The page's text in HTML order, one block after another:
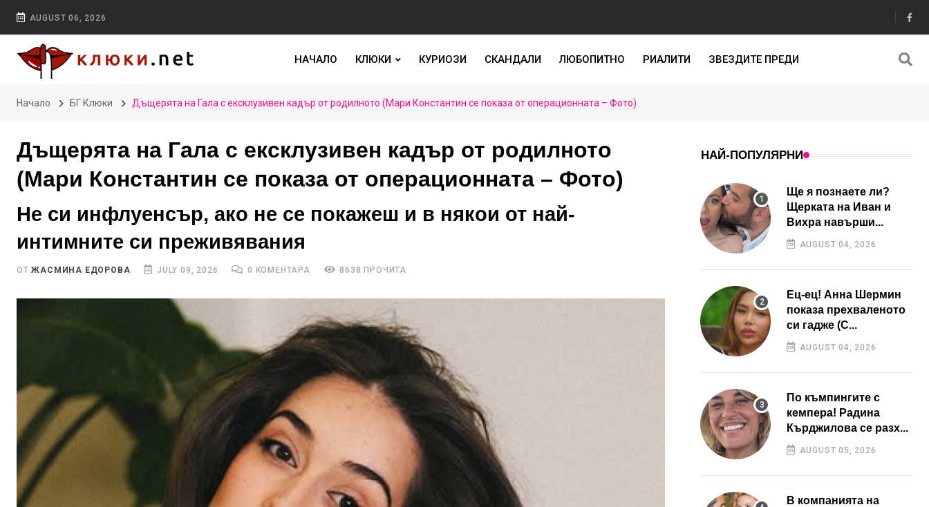
AUGUST 06, 2026
НАЧАЛО КЛЮКИ КУРИОЗИ СКАНДАЛИ ЛЮБОПИТНО РИАЛИТИ ЗВЕЗДИТЕ ПРЕДИ
Начало БГ Клюки Дъщерята на Гала с ексклузивен кадър от родилното (Мари Константин се показа от операционната – Фото)
Дъщерята на Гала с ексклузивен кадър от родилното
(Мари Константин се показа от операционната – Фото)
Не си инфлуенсър, ако не се покажеш и в някои от най-
интимните си преживявания
ОТЖАСМИНА ЕДОРОВА JULY 09, 2026 0 КОМЕНТАРА 8638 ПРОЧИТА
НАЙ-ПОПУЛЯРНИ
Ще я познаете ли?
Щерката на Иван и
Вихра навърши...
AUGUST 04, 2026
Ец-ец! Анна Шермин
показа прехваленото
си гадже (С...
AUGUST 04, 2026
По къмпингите с
кемпера! Радина
Кърджилова се разх...
AUGUST 05, 2026
В компанията на